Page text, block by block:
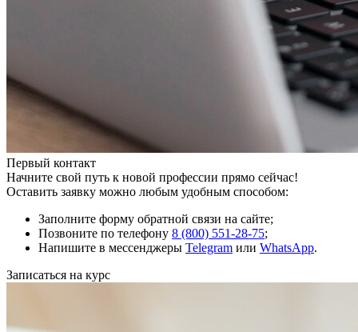
Первый контакт
Начните свой путь к новой профессии прямо сейчас!
Оставить заявку можно любым удобным способом:
Заполните форму обратной связи на сайте;
Позвоните по телефону 8 (800) 551-28-75;
Напишите в мессенджеры Telegram или WhatsApp.
Записаться на курс